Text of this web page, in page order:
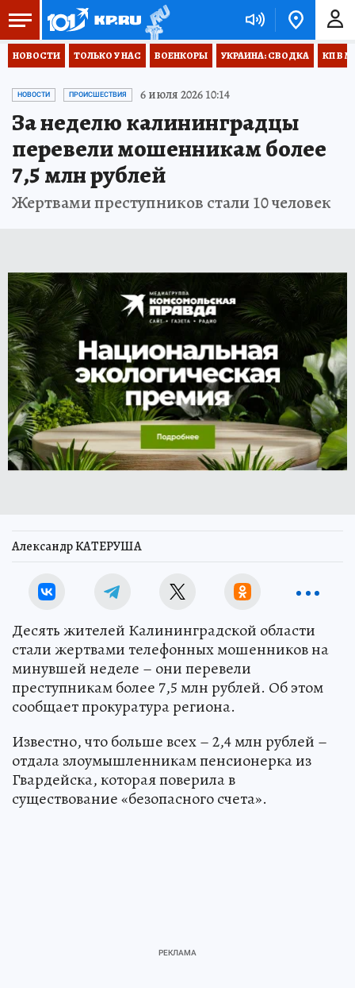
НОВОСТИ ТОЛЬКО У НАС ВОЕНКОРЫ УКРАИНА: СВОДКА КП В
НОВОСТИ ПРОИСШЕСТВИЯ 6 июля 2026 10:14
За неделю калининградцы
перевели мошенникам более
7,5 млн рублей
Жертвами преступников стали 10 человек
Александр КАТЕРУША
Десять жителей Калининградской области
стали жертвами телефонных мошенников на
минувшей неделе – они перевели
преступникам более 7,5 млн рублей. Об этом
сообщает прокуратура региона.
Известно, что больше всех – 2,4 млн рублей –
отдала злоумышленникам пенсионерка из
Гвардейска, которая поверила в
существование «безопасного счета».